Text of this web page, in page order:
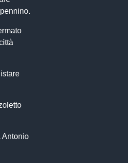
Antonio